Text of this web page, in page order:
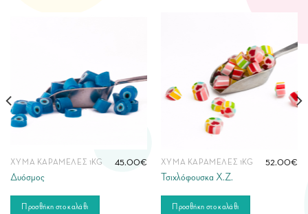
ΧΥΜΑ ΚΑΡΑΜΕΛΕΣ 1KG
Δυόσμος
45.00€
Προσθήκη στο καλάθι
ΧΥΜΑ ΚΑΡΑΜΕΛΕΣ 1KG
Τσιχλόφουσκα Χ.Ζ.
52.00€
Προσθήκη στο καλάθι